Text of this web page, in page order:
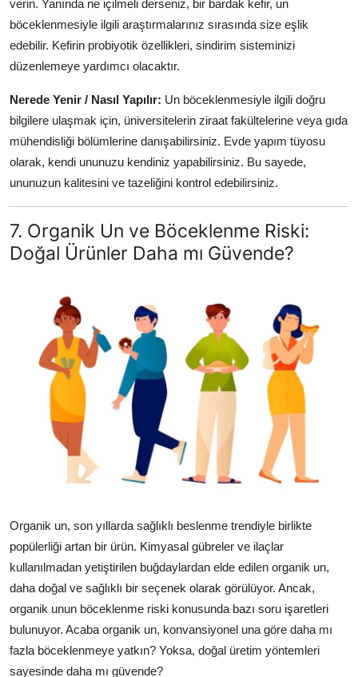
verin. Yanında ne içilmeli derseniz, bir bardak kefir, un
böceklenmesiyle ilgili araştırmalarınız sırasında size eşlik
edebilir. Kefirin probiyotik özellikleri, sindirim sisteminizi
düzenlemeye yardımcı olacaktır.
Nerede Yenir / Nasıl Yapılır: Un böceklenmesiyle ilgili doğru
bilgilere ulaşmak için, üniversitelerin ziraat fakültelerine veya gıda
mühendisliği bölümlerine danışabilirsiniz. Evde yapım tüyosu
olarak, kendi ununuzu kendiniz yapabilirsiniz. Bu sayede,
ununuzun kalitesini ve tazeliğini kontrol edebilirsiniz.
7. Organik Un ve Böceklenme Riski:
Doğal Ürünler Daha mı Güvende?
Organik un, son yıllarda sağlıklı beslenme trendiyle birlikte
popülerliği artan bir ürün. Kimyasal gübreler ve ilaçlar
kullanılmadan yetiştirilen buğdaylardan elde edilen organik un,
daha doğal ve sağlıklı bir seçenek olarak görülüyor. Ancak,
organik unun böceklenme riski konusunda bazı soru işaretleri
bulunuyor. Acaba organik un, konvansiyonel una göre daha mı
fazla böceklenmeye yatkın? Yoksa, doğal üretim yöntemleri
sayesinde daha mı güvende?